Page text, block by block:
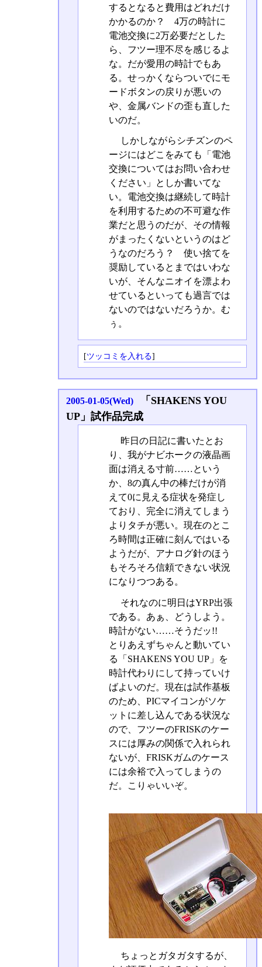
するとなると費用はどれだけ
かかるのか？ 4万の時計に
電池交換に2万必要だとした
ら、フツー理不尽を感じるよ
な。だが愛用の時計でもあ
る。せっかくならついでにモ
ードボタンの戻りが悪いの
や、金属バンドの歪も直した
いのだ。
しかしながらシチズンのペ
ージにはどこをみても「電池
交換についてはお問い合わせ
ください」としか書いてな
い。電池交換は継続して時計
を利用するための不可避な作
業だと思うのだが、その情報
がまったくないというのはど
うなのだろう？ 使い捨てを
奨励しているとまではいわな
いが、そんなニオイを漂よわ
せているといっても過言では
ないのではないだろうか。む
ぅ。
[ツッコミを入れる]
2005-01-05(Wed)
「SHAKENS YOU
UP」試作品完成
昨日の日記に書いたとお
り、我がナビホークの液晶画
面は消える寸前……という
か、8の真ん中の棒だけが消
えて0に見える症状を発症し
ており、完全に消えてしまう
よりタチが悪い。現在のとこ
ろ時間は正確に刻んではいる
ようだが、アナログ針のほう
もそろそろ信頼できない状況
になりつつある。
それなのに明日はYRP出張
である。あぁ、どうしよう。
時計がない……そうだッ!!
とりあえずちゃんと動いてい
る「SHAKENS YOU UP」を
時計代わりにして持っていけ
ばよいのだ。現在は試作基板
のため、PICマイコンがソケ
ットに差し込んである状況な
ので、フツーのFRISKのケー
スには厚みの関係で入れられ
ないが、FRISKガムのケース
には余裕で入ってしまうの
だ。こりゃいいぞ。
ちょっとガタガタするが、